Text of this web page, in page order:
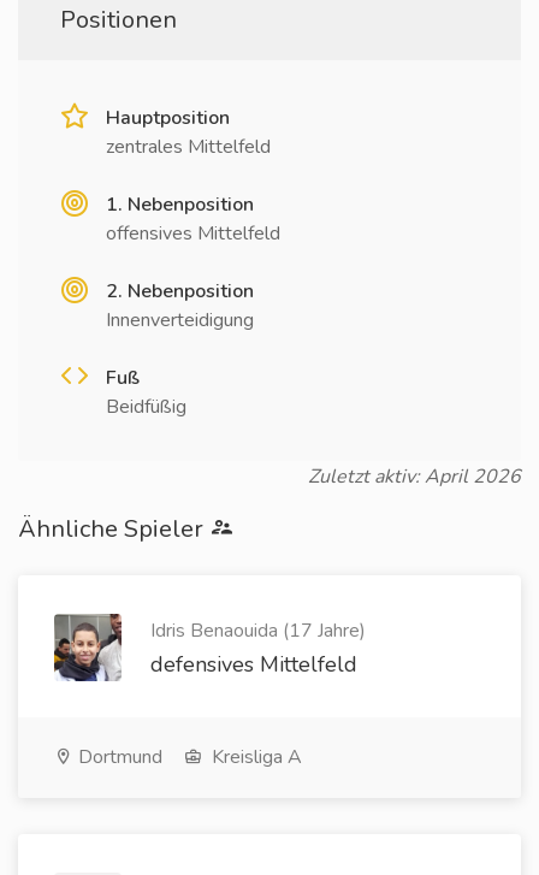
Positionen
Hauptposition
zentrales Mittelfeld
1. Nebenposition
offensives Mittelfeld
2. Nebenposition
Innenverteidigung
Fuß
Beidfüßig
Zuletzt aktiv: April 2026
Ähnliche Spieler
Idris Benaouida (17 Jahre)
defensives Mittelfeld
Dortmund Kreisliga A